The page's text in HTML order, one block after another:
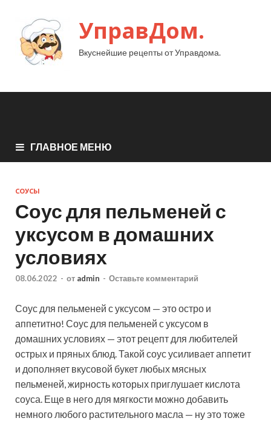
УправДом.
Вкуснейшие рецепты от Управдома.
ГЛАВНОЕ МЕНЮ
СОУСЫ
Соус для пельменей с
уксусом в домашних
условиях
08.06.2022 - от admin - Оставьте комментарий
Соус для пельменей с уксусом — это остро и
аппетитно! Соус для пельменей с уксусом в
домашних условиях — этот рецепт для любителей
острых и пряных блюд. Такой соус усиливает аппетит
и дополняет вкусовой букет любых мясных
пельменей, жирность которых приглушает кислота
соуса. Еще в него для мягкости можно добавить
немного любого растительного масла — ну это тоже